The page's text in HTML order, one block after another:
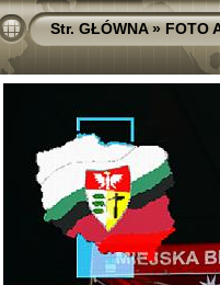
Str. GŁÓWNA»FOTO